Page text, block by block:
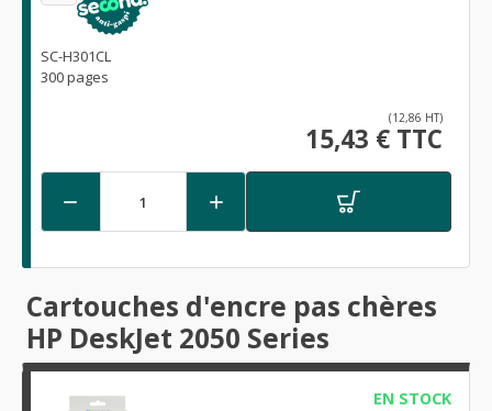
SC-H301CL
300 pages
(12,86 HT)
15,43 € TTC
 
Cartouches d'encre pas chères
HP DeskJet 2050 Series
EN STOCK